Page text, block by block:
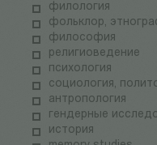
филология
фольклор,
философия
религиоведение
психология
социология,
антропология
гендерные
история